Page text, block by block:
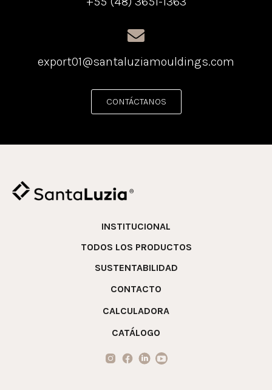
export01@santaluziamouldings.com
CONTÁCTANOS
INSTITUCIONAL
TODOS LOS PRODUCTOS
SUSTENTABILIDAD
CONTACTO
CALCULADORA
CATÁLOGO